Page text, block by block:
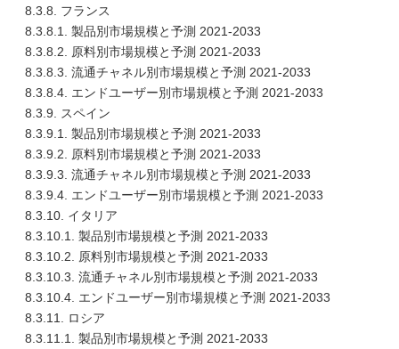
8.3.8. フランス
8.3.8.1. 製品別市場規模と予測 2021-2033
8.3.8.2. 原料別市場規模と予測 2021-2033
8.3.8.3. 流通チャネル別市場規模と予測 2021-2033
8.3.8.4. エンドユーザー別市場規模と予測 2021-2033
8.3.9. スペイン
8.3.9.1. 製品別市場規模と予測 2021-2033
8.3.9.2. 原料別市場規模と予測 2021-2033
8.3.9.3. 流通チャネル別市場規模と予測 2021-2033
8.3.9.4. エンドユーザー別市場規模と予測 2021-2033
8.3.10. イタリア
8.3.10.1. 製品別市場規模と予測 2021-2033
8.3.10.2. 原料別市場規模と予測 2021-2033
8.3.10.3. 流通チャネル別市場規模と予測 2021-2033
8.3.10.4. エンドユーザー別市場規模と予測 2021-2033
8.3.11. ロシア
8.3.11.1. 製品別市場規模と予測 2021-2033